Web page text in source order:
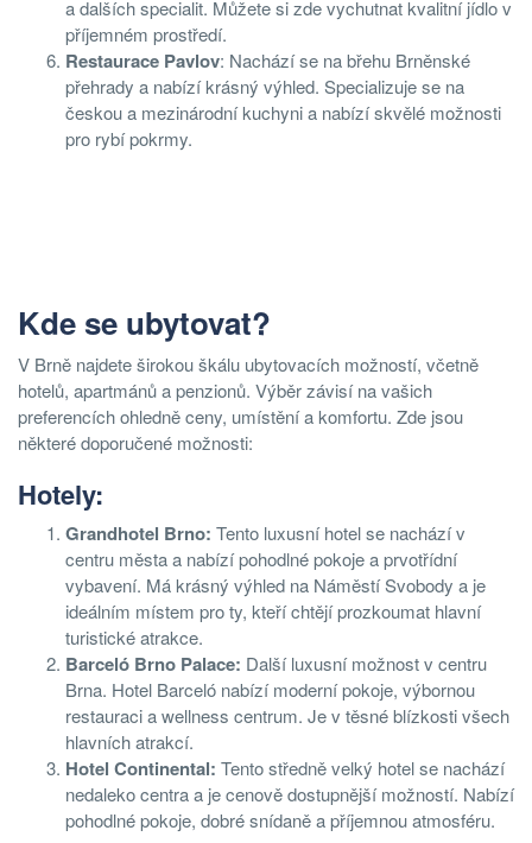
a dalších specialit. Můžete si zde vychutnat kvalitní jídlo v
příjemném prostředí.
Restaurace Pavlov: Nachází se na břehu Brněnské
přehrady a nabízí krásný výhled. Specializuje se na
českou a mezinárodní kuchyni a nabízí skvělé možnosti
pro rybí pokrmy.
Kde se ubytovat?
V Brně najdete širokou škálu ubytovacích možností, včetně
hotelů, apartmánů a penzionů. Výběr závisí na vašich
preferencích ohledně ceny, umístění a komfortu. Zde jsou
některé doporučené možnosti:
Hotely:
Grandhotel Brno: Tento luxusní hotel se nachází v
centru města a nabízí pohodlné pokoje a prvotřídní
vybavení. Má krásný výhled na Náměstí Svobody a je
ideálním místem pro ty, kteří chtějí prozkoumat hlavní
turistické atrakce.
Barceló Brno Palace: Další luxusní možnost v centru
Brna. Hotel Barceló nabízí moderní pokoje, výbornou
restauraci a wellness centrum. Je v těsné blízkosti všech
hlavních atrakcí.
Hotel Continental: Tento středně velký hotel se nachází
nedaleko centra a je cenově dostupnější možností. Nabízí
pohodlné pokoje, dobré snídaně a příjemnou atmosféru.